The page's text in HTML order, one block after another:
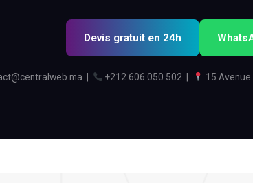
Devis gratuit en 24h
+212 606 050 502 15 Avenue